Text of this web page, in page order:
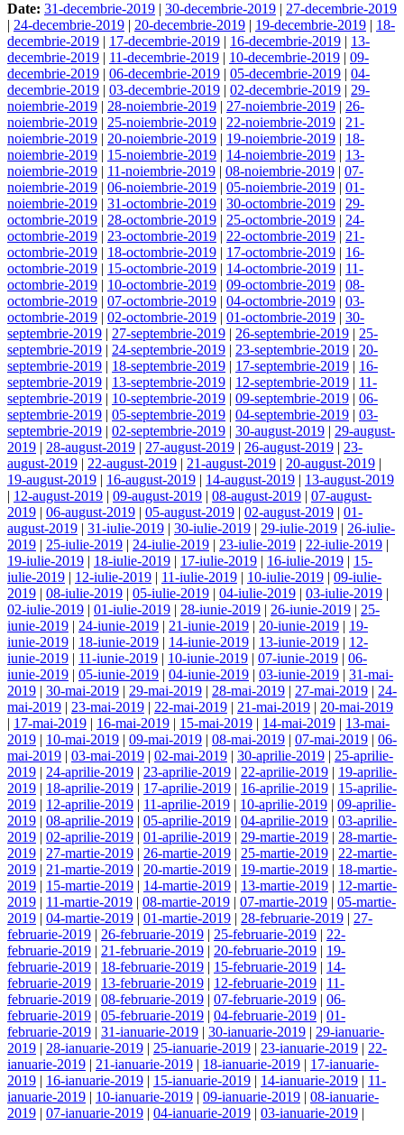
Date: 31-decembrie-2019 | 30-decembrie-2019 | 27-decembrie-2019
| 24-decembrie-2019 | 20-decembrie-2019 | 19-decembrie-2019 | 18-
decembrie-2019 | 17-decembrie-2019 | 16-decembrie-2019 | 13-
decembrie-2019 | 11-decembrie-2019 | 10-decembrie-2019 | 09-
decembrie-2019 | 06-decembrie-2019 | 05-decembrie-2019 | 04-
decembrie-2019 | 03-decembrie-2019 | 02-decembrie-2019 | 29-
noiembrie-2019 | 28-noiembrie-2019 | 27-noiembrie-2019 | 26-
noiembrie-2019 | 25-noiembrie-2019 | 22-noiembrie-2019 | 21-
noiembrie-2019 | 20-noiembrie-2019 | 19-noiembrie-2019 | 18-
noiembrie-2019 | 15-noiembrie-2019 | 14-noiembrie-2019 | 13-
noiembrie-2019 | 11-noiembrie-2019 | 08-noiembrie-2019 | 07-
noiembrie-2019 | 06-noiembrie-2019 | 05-noiembrie-2019 | 01-
noiembrie-2019 | 31-octombrie-2019 | 30-octombrie-2019 | 29-
octombrie-2019 | 28-octombrie-2019 | 25-octombrie-2019 | 24-
octombrie-2019 | 23-octombrie-2019 | 22-octombrie-2019 | 21-
octombrie-2019 | 18-octombrie-2019 | 17-octombrie-2019 | 16-
octombrie-2019 | 15-octombrie-2019 | 14-octombrie-2019 | 11-
octombrie-2019 | 10-octombrie-2019 | 09-octombrie-2019 | 08-
octombrie-2019 | 07-octombrie-2019 | 04-octombrie-2019 | 03-
octombrie-2019 | 02-octombrie-2019 | 01-octombrie-2019 | 30-
septembrie-2019 | 27-septembrie-2019 | 26-septembrie-2019 | 25-
septembrie-2019 | 24-septembrie-2019 | 23-septembrie-2019 | 20-
septembrie-2019 | 18-septembrie-2019 | 17-septembrie-2019 | 16-
septembrie-2019 | 13-septembrie-2019 | 12-septembrie-2019 | 11-
septembrie-2019 | 10-septembrie-2019 | 09-septembrie-2019 | 06-
septembrie-2019 | 05-septembrie-2019 | 04-septembrie-2019 | 03-
septembrie-2019 | 02-septembrie-2019 | 30-august-2019 | 29-august-
2019 | 28-august-2019 | 27-august-2019 | 26-august-2019 | 23-
august-2019 | 22-august-2019 | 21-august-2019 | 20-august-2019 |
19-august-2019 | 16-august-2019 | 14-august-2019 | 13-august-2019
| 12-august-2019 | 09-august-2019 | 08-august-2019 | 07-august-
2019 | 06-august-2019 | 05-august-2019 | 02-august-2019 | 01-
august-2019 | 31-iulie-2019 | 30-iulie-2019 | 29-iulie-2019 | 26-iulie-
2019 | 25-iulie-2019 | 24-iulie-2019 | 23-iulie-2019 | 22-iulie-2019 |
19-iulie-2019 | 18-iulie-2019 | 17-iulie-2019 | 16-iulie-2019 | 15-
iulie-2019 | 12-iulie-2019 | 11-iulie-2019 | 10-iulie-2019 | 09-iulie-
2019 | 08-iulie-2019 | 05-iulie-2019 | 04-iulie-2019 | 03-iulie-2019 |
02-iulie-2019 | 01-iulie-2019 | 28-iunie-2019 | 26-iunie-2019 | 25-
iunie-2019 | 24-iunie-2019 | 21-iunie-2019 | 20-iunie-2019 | 19-
iunie-2019 | 18-iunie-2019 | 14-iunie-2019 | 13-iunie-2019 | 12-
iunie-2019 | 11-iunie-2019 | 10-iunie-2019 | 07-iunie-2019 | 06-
iunie-2019 | 05-iunie-2019 | 04-iunie-2019 | 03-iunie-2019 | 31-mai-
2019 | 30-mai-2019 | 29-mai-2019 | 28-mai-2019 | 27-mai-2019 | 24-
mai-2019 | 23-mai-2019 | 22-mai-2019 | 21-mai-2019 | 20-mai-2019
| 17-mai-2019 | 16-mai-2019 | 15-mai-2019 | 14-mai-2019 | 13-mai-
2019 | 10-mai-2019 | 09-mai-2019 | 08-mai-2019 | 07-mai-2019 | 06-
mai-2019 | 03-mai-2019 | 02-mai-2019 | 30-aprilie-2019 | 25-aprilie-
2019 | 24-aprilie-2019 | 23-aprilie-2019 | 22-aprilie-2019 | 19-aprilie-
2019 | 18-aprilie-2019 | 17-aprilie-2019 | 16-aprilie-2019 | 15-aprilie-
2019 | 12-aprilie-2019 | 11-aprilie-2019 | 10-aprilie-2019 | 09-aprilie-
2019 | 08-aprilie-2019 | 05-aprilie-2019 | 04-aprilie-2019 | 03-aprilie-
2019 | 02-aprilie-2019 | 01-aprilie-2019 | 29-martie-2019 | 28-martie-
2019 | 27-martie-2019 | 26-martie-2019 | 25-martie-2019 | 22-martie-
2019 | 21-martie-2019 | 20-martie-2019 | 19-martie-2019 | 18-martie-
2019 | 15-martie-2019 | 14-martie-2019 | 13-martie-2019 | 12-martie-
2019 | 11-martie-2019 | 08-martie-2019 | 07-martie-2019 | 05-martie-
2019 | 04-martie-2019 | 01-martie-2019 | 28-februarie-2019 | 27-
februarie-2019 | 26-februarie-2019 | 25-februarie-2019 | 22-
februarie-2019 | 21-februarie-2019 | 20-februarie-2019 | 19-
februarie-2019 | 18-februarie-2019 | 15-februarie-2019 | 14-
februarie-2019 | 13-februarie-2019 | 12-februarie-2019 | 11-
februarie-2019 | 08-februarie-2019 | 07-februarie-2019 | 06-
februarie-2019 | 05-februarie-2019 | 04-februarie-2019 | 01-
februarie-2019 | 31-ianuarie-2019 | 30-ianuarie-2019 | 29-ianuarie-
2019 | 28-ianuarie-2019 | 25-ianuarie-2019 | 23-ianuarie-2019 | 22-
ianuarie-2019 | 21-ianuarie-2019 | 18-ianuarie-2019 | 17-ianuarie-
2019 | 16-ianuarie-2019 | 15-ianuarie-2019 | 14-ianuarie-2019 | 11-
ianuarie-2019 | 10-ianuarie-2019 | 09-ianuarie-2019 | 08-ianuarie-
2019 | 07-ianuarie-2019 | 04-ianuarie-2019 | 03-ianuarie-2019 |